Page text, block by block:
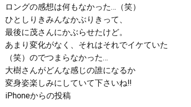
ロングの感想は何もなかった…（笑）
ひとしりきみんなかぶりきって、
最後に茂さんにかぶらせたけど。
あまり変化がなく、それはそれでイケていた
（笑）のでつまらなかった…
大樹さんがどんな感じの誰になるか
変身姿楽しみにしていて下さいね‼︎
iPhoneからの投稿